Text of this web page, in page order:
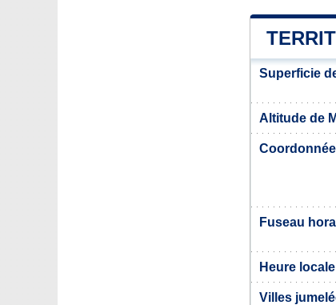
Superficie
Altitude de
Fuseau
Heure locale
Villes